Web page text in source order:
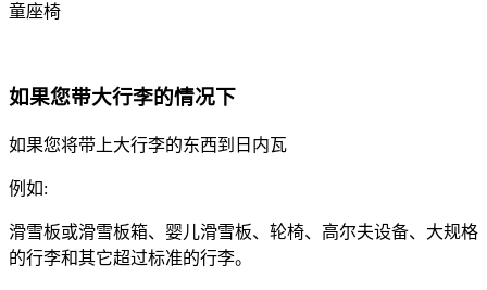
童座椅
如果您带大行李的情况下
如果您将带上大行李的东西到日内瓦
例如:
滑雪板或滑雪板箱、婴儿滑雪板、轮椅、高尔夫设备、大规格
的行李和其它超过标准的行李。